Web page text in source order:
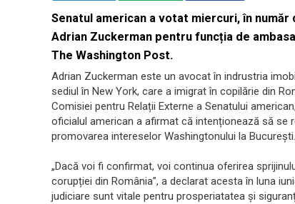
Senatul american a votat miercuri, în
Adrian Zuckerman pentru funcția de
The Washington Post.
Adrian Zuckerman este un avocat în indrustria
sediul în New York, care a imigrat în copilărie din
Comisiei pentru Relații Externe a Senatului
oficialul american a afirmat că intenționează să se
promovarea intereselor Washingtonului la București.
„Dacă voi fi confirmat, voi continua oferirea
corupției din România”, a declarat acesta în luna
judiciare sunt vitale pentru prosperiatatea și